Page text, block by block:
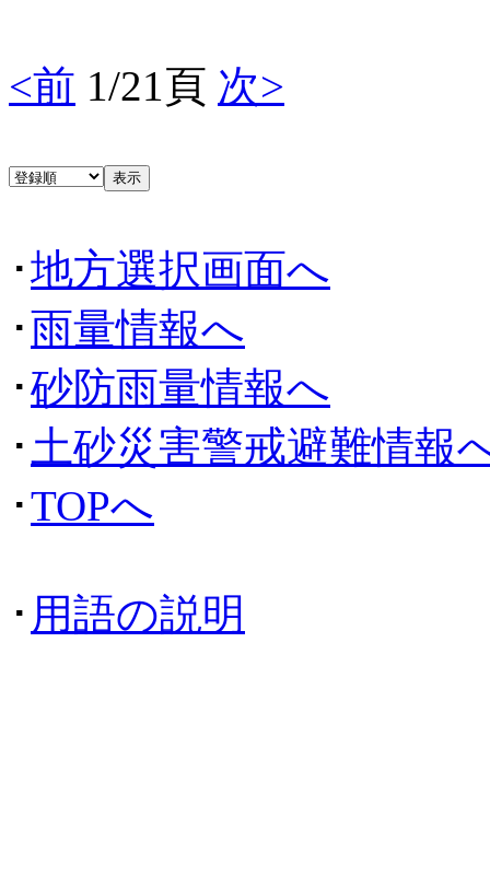
<前 1/21頁 次>
･地方選択画面へ
･雨量情報へ
･砂防雨量情報へ
･ 土砂災害警戒避難情報
･TOPへ
･ 用語の説明